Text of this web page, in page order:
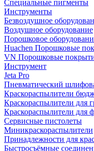
Специальные пигменты
Инструменты
Безвоздушное
Воздушное оборудование
Порошковое
Huachen Порошковые
VN Порошковые
Инструмент
Jeta Pro
Пневматический
Краскораспылители
Краскораспылители для
Краскораспылители
Сервисные пистолеты
Миникраскораспылители
Принадлежности для
Быстросъёмные